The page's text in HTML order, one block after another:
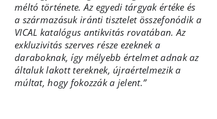
méltó története. Az egyedi tárgyak értéke és
a származásuk iránti tisztelet összefonódik a
VICAL katalógus antikvitás rovatában. Az
exkluzivitás szerves része ezeknek a
daraboknak, így mélyebb értelmet adnak az
általuk lakott tereknek, újraértelmezik a
múltat, hogy fokozzák a jelent.”